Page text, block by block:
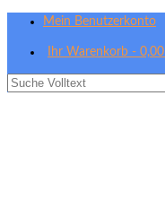
Mein Benutzerkonto
Ihr Warenkorb - 0,00
Suche